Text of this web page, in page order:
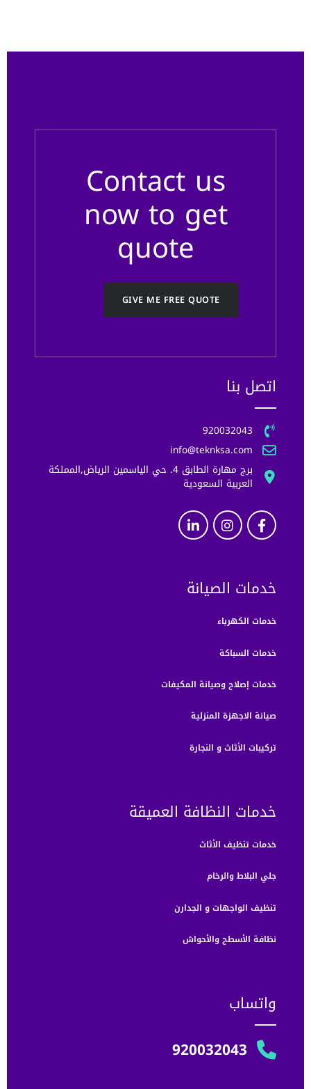
Contact us
now to get
quote
GIVE ME FREE QUOTE
اتصل بنا
920032043
info@teknksa.com
برج مهارة الطابق 4. حي الياسمين الرياض,المملكة
العربية السعودية
خدمات الصيانة
خدمات الكهرباء
خدمات السباكة
خدمات إصلاح وصيانة المكيفات
صيانة الاجهزة المنزلية
تركيبات الأثاث و النجارة
خدمات النظافة العميقة
خدمات تنظيف الأثاث
جلي البلاط والرخام
تنظيف الواجهات و الجدارن
نظافة الأسطح والأحواش
واتساب
920032043